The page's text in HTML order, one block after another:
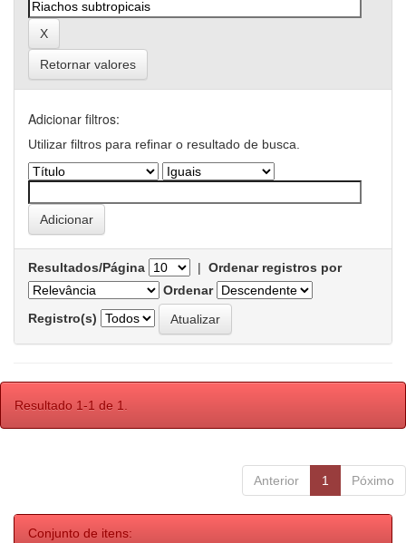
Retornar valores
Adicionar filtros:
Utilizar filtros para refinar o resultado de busca.
Resultados/Página | Ordenar registros por
Ordenar
Registro(s)
Resultado 1-1 de 1.
Anterior 1 Póximo
Conjunto de itens: